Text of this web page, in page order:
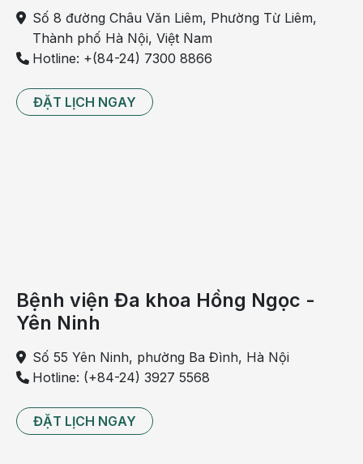
- Số 8 đường Châu Văn Liêm, Phường Từ Liêm,
Thành phố Hà Nội
Hà Nội
Số 8 đường Châu Văn Liêm, Phường Từ Liêm,
Thành phố Hà Nội, Việt Nam
Hotline: +(84-24) 7300 8866
ĐẶT LỊCH NGAY
Bệnh viện Đa khoa Hồng Ngọc -
Yên Ninh
Số 55 Yên Ninh, phường Ba Đình, Hà Nội
Hotline: (+84-24) 3927 5568
ĐẶT LỊCH NGAY